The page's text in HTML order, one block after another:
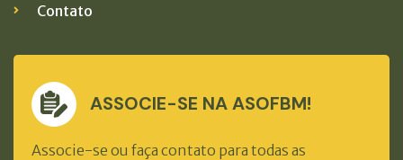
Contato
ASSOCIE-SE NA ASOFBM!
Associe-se ou faça contato para todas as